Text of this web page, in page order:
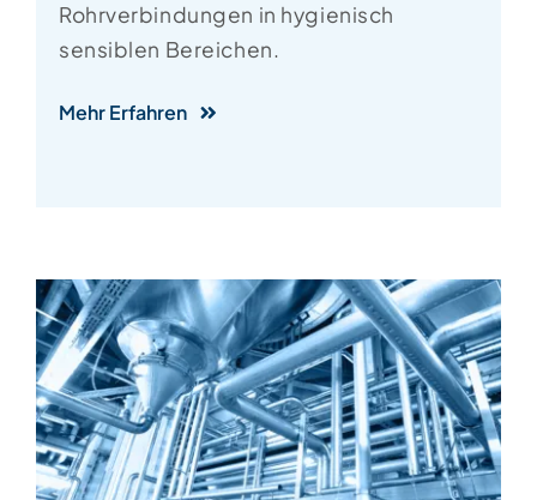
Rohrverbindungen in hygienisch
sensiblen Bereichen.
Mehr Erfahren